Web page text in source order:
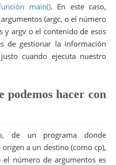
main(). En este caso,
(argc, o el número
y argv o el contenido de esos
de gestionar la información
cuando ejecuta nuestro
podemos hacer con
de un programa donde
a un destino (como cp),
número de argumentos es